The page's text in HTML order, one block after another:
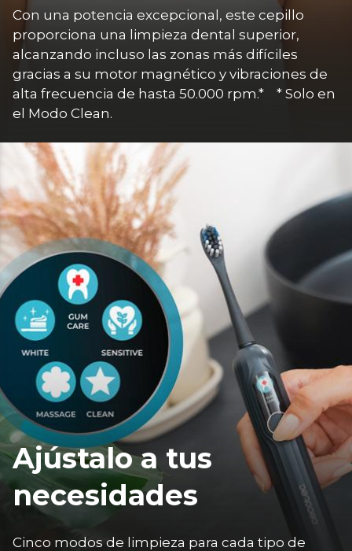
Con una potencia excepcional, este cepillo
proporciona una limpieza dental superior,
alcanzando incluso las zonas más difíciles
gracias a su motor magnético y vibraciones de
alta frecuencia de hasta 50.000 rpm.*    * Solo en
el Modo Clean.
Ajústalo a tus
necesidades
Cinco modos de limpieza para cada tipo de